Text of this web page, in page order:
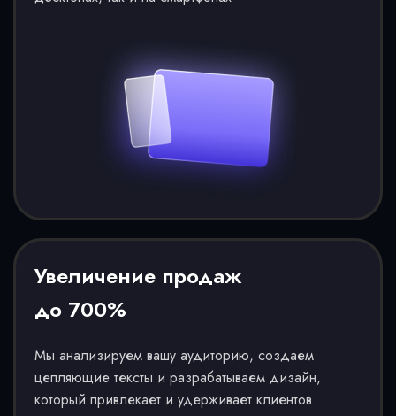
Увеличение продаж
до 700%
Мы анализируем вашу аудиторию, создаем
цепляющие тексты и разрабатываем дизайн,
который привлекает и удерживает клиентов